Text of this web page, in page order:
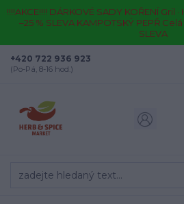
!!!!AKCE!!!! DÁRKOVÉ SADY KOŘENÍ Gril
–25 % SLEVA KAMPOTSKÝ PEPŘ
SLEVA
+420 722 936 923
(Po-Pá, 8-16 hod.)